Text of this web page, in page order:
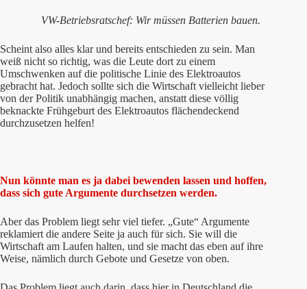
VW-Betriebsratschef: Wir müssen Batterien bauen.
Scheint also alles klar und bereits entschieden zu sein. Man
weiß nicht so richtig, was die Leute dort zu einem
Umschwenken auf die politische Linie des Elektroautos
gebracht hat. Jedoch sollte sich die Wirtschaft vielleicht lieber
von der Politik unabhängig machen, anstatt diese völlig
beknackte Frühgeburt des Elektroautos flächendeckend
durchzusetzen helfen!
Nun könnte man es ja dabei bewenden lassen und hoffen,
dass sich gute Argumente durchsetzen werden.
Aber das Problem liegt sehr viel tiefer. „Gute“ Argumente
reklamiert die andere Seite ja auch für sich. Sie will die
Wirtschaft am Laufen halten, und sie macht das eben auf ihre
Weise, nämlich durch Gebote und Gesetze von oben.